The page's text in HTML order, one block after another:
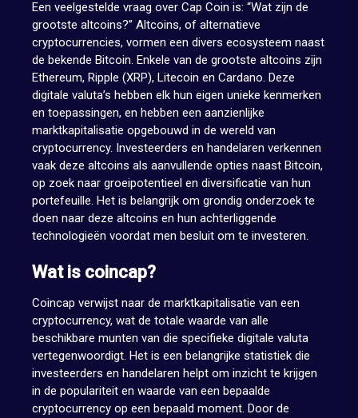
Een veelgestelde vraag over Cap Coin is: “Wat zijn de
grootste altcoins?” Altcoins, of alternatieve
cryptocurrencies, vormen een divers ecosysteem naast
de bekende Bitcoin. Enkele van de grootste altcoins zijn
Ethereum, Ripple (XRP), Litecoin en Cardano. Deze
digitale valuta’s hebben elk hun eigen unieke kenmerken
en toepassingen, en hebben een aanzienlijke
marktkapitalisatie opgebouwd in de wereld van
cryptocurrency. Investeerders en handelaren verkennen
vaak deze altcoins als aanvullende opties naast Bitcoin,
op zoek naar groeipotentieel en diversificatie van hun
portefeuille. Het is belangrijk om grondig onderzoek te
doen naar deze altcoins en hun achterliggende
technologieën voordat men besluit om te investeren.
Wat is coincap?
Coincap verwijst naar de marktkapitalisatie van een
cryptocurrency, wat de totale waarde van alle
beschikbare munten van die specifieke digitale valuta
vertegenwoordigt. Het is een belangrijke statistiek die
investeerders en handelaren helpt om inzicht te krijgen
in de populariteit en waarde van een bepaalde
cryptocurrency op een bepaald moment. Door de